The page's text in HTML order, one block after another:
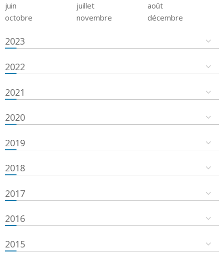
juin
juillet
août
octobre
novembre décembre
2023
2022
2021
2020
2019
2018
2017
2016
2015